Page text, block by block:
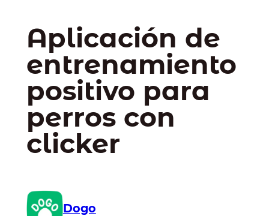
Aplicación de
entrenamiento
positivo para
perros con
clicker
Dogo